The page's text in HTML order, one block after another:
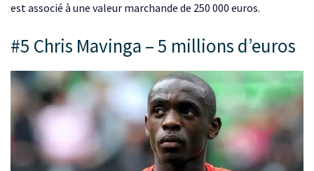
est associé à une valeur marchande de 250 000 euros.
#5 Chris Mavinga – 5 millions d’euros